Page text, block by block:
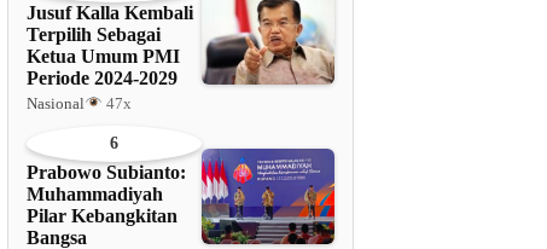
Jusuf Kalla Kembali
Terpilih Sebagai
Ketua Umum PMI
Periode 2024-2029
Nasional 47x
6
Prabowo Subianto:
Muhammadiyah
Pilar Kebangkitan
Bangsa